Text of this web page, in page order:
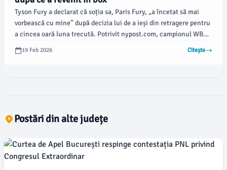
Tyson Fury a declarat că soția sa, Paris Fury, „a încetat să mai
vorbească cu mine” după decizia lui de a ieși din retragere pentru
a cincea oară luna trecută. Potrivit nypost.com, campionul WBC
la grea de două ori a dezvăluit că tatăl său, John Fury, și frații săi,
John Jr., Shane și Hugh, împreună cu frații vitregi, Tommy și
19 Feb 2026 Citește
Postări din alte județe